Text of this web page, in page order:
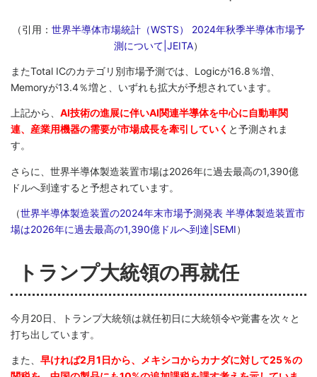
（引用： 世界半導体市場統計（WSTS） 2024年秋季半導体市場予
測について|JEITA）
またTotal ICのカテゴリ別市場予測では、Logicが16.8％増、
Memoryが13.4％増と、いずれも拡大が予想されています。
上記から、 AI技術の進展に伴いAI関連半導体を中心に自動車関
連、産業用機器の需要が市場成長を牽引していく と予測されま
す。
さらに、世界半導体製造装置市場は2026年に過去最高の1,390億
ドルへ到達すると予想されています。
（世界半導体製造装置の2024年末市場予測発表 半導体製造装置市
場は2026年に過去最高の1,390億ドルへ到達|SEMI）
トランプ大統領の再就任
今月20日、トランプ大統領は就任初日に大統領令や覚書を次々と
打ち出しています。
また、 早ければ2月1日から、メキシコからカナダに対して25％の